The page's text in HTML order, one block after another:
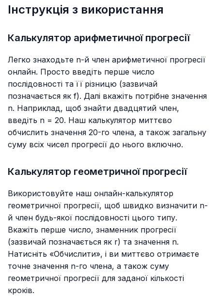
Інструкція з використання
Калькулятор арифметичної прогресії
Легко знаходьте n-й член арифметичної прогресії
онлайн. Просто введіть перше число
послідовності та її різницю (зазвичай
позначається як f). Далі вкажіть потрібне значення
n. Наприклад, щоб знайти двадцятий член,
введіть n = 20. Наш калькулятор миттєво
обчислить значення 20-го члена, а також загальну
суму всіх чисел прогресії до нього включно.
Калькулятор геометричної прогресії
Використовуйте наш онлайн-калькулятор
геометричної прогресії, щоб швидко визначити n-
й член будь-якої послідовності цього типу.
Вкажіть перше число, знаменник прогресії
(зазвичай позначається як r) та значення n.
Натисніть «Обчислити», і ви миттєво отримаєте
точне значення n-го члена, а також суму
геометричної прогресії для заданої кількості
кроків.